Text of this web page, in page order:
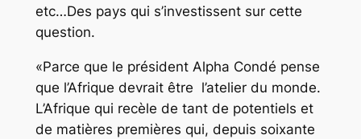
etc…Des pays qui s’investissent sur cette
question.
«Parce que le président Alpha Condé pense
que l’Afrique devrait être l’atelier du monde.
L’Afrique qui recèle de tant de potentiels et
de matières premières qui, depuis soixante